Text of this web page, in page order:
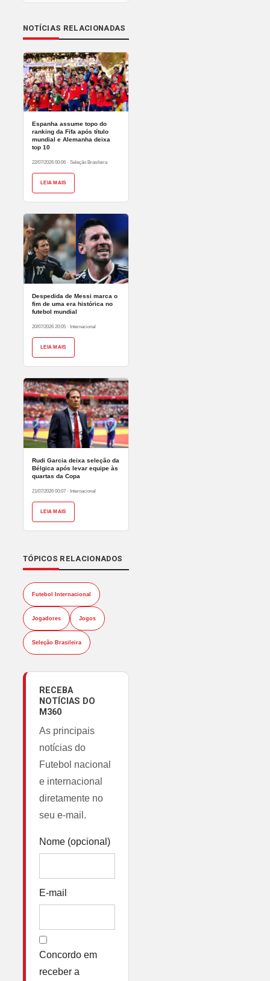
NOTÍCIAS RELACIONADAS
Espanha assume topo do
ranking da Fifa após título
mundial e Alemanha deixa
top 10
22/07/2026 00:06 · Seleção Brasileira
LEIA MAIS
Despedida de Messi marca o
fim de uma era histórica no
futebol mundial
20/07/2026 20:05 · Internacional
LEIA MAIS
Rudi Garcia deixa seleção da
Bélgica após levar equipe às
quartas da Copa
21/07/2026 00:07 · Internacional
LEIA MAIS
TÓPICOS RELACIONADOS
Futebol Internacional
Jogadores Jogos
Seleção Brasileira
RECEBA
NOTÍCIAS DO
M360
As principais
notícias do
Futebol nacional
e internacional
diretamente no
seu e-mail.
Nome (opcional)
E-mail
Concordo em
receber a